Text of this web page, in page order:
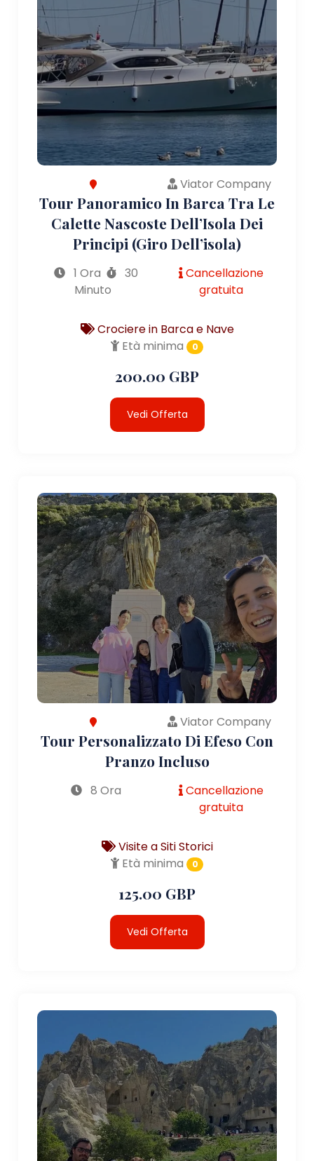
Viator Company
Tour Panoramico In Barca Tra Le
Calette Nascoste Dell’Isola Dei
Principi (giro Dell’isola)
1 Ora
30
Minuto
Cancellazione
gratuita
Crociere in Barca e Nave
Età minima
0
200.00 GBP
Vedi Offerta
Viator Company
Tour Personalizzato Di Efeso Con
Pranzo Incluso
8 Ora
Cancellazione
gratuita
Visite a Siti Storici
Età minima
0
125.00 GBP
Vedi Offerta